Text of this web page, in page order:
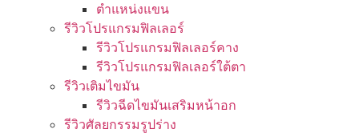
ตำแหน่งแขน
รีวิวโปรแกรมฟิลเลอร์
รีวิวโปรแกรมฟิลเลอร์คาง
รีวิวโปรแกรมฟิลเลอร์ใต้ตา
รีวิวเติมไขมัน
รีวิวฉีดไขมันเสริมหน้าอก
รีวิวศัลยกรรมรูปร่าง